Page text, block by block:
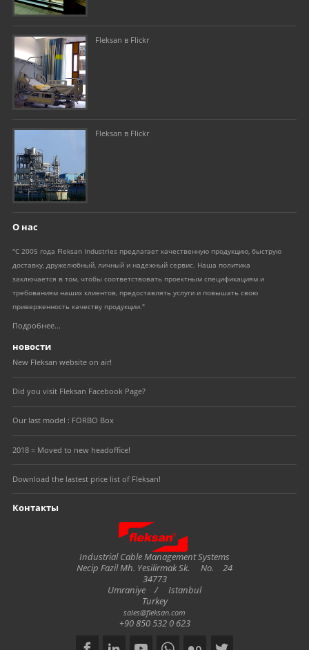
Fleksan в Flickr
Fleksan в Flickr
О нас
"С 2005 года Fleksan Industries предлагает качественную продукцию, быструю
доставку, дружелюбный, личный и надежный сервис. Наша политика
заключается в том, чтобы соответствовать проектным спецификациям и
требованиям наших клиентов, предоставлять услуги и повышать свою
приверженность качеству продукции."
Подробнее...
новости
New Fleksan website on air!
Did you visit Fleksan Facebook Page?
Our last model : FORBO Box
2018 = Moved to new headoffice!
Download the lastest price list of Fleksan!
Контакты
Industrial Cable Management Systems
Necip Fazil Mh. Yesilirmak Sk.
No.
24
34773
Umraniye
/
Istanbul
Turkey
sales@fleksan.com
+90 850 532 0 623